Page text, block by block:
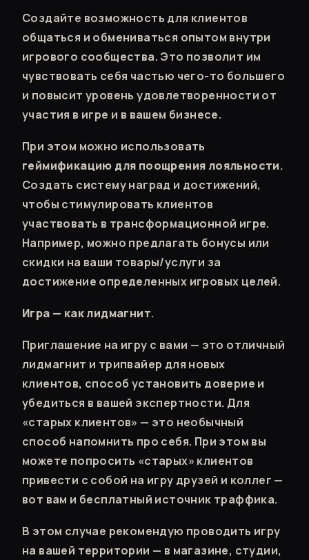
Создайте возможность для клиентов
общаться и обмениваться опытом внутри
игрового сообщества. Это позволит им
чувствовать себя частью чего-то большего
и повысит уровень удовлетворенности от
участия в игре и в вашем бизнесе.
При этом можно использовать
геймификацию для поощрения лояльности.
Создать систему наград и достижений,
чтобы стимулировать клиентов
участвовать в трансформационной игре.
Например, можно предлагать бонусы или
скидки на ваши товары/услуги за
достижение определенных игровых целей.
Игра — как лидмагнит.
Приглашение на игру с вами — это отличный
лидмагнит и трипвайер для новых
клиентов, способ установить доверие и
убедиться в вашей экспертности. Для
«старых клиентов» — это необычный
способ напомнить про себя. При этом вы
можете попросить «старых» клиентов
привести с собой на игру друзей и коллег —
вот вам и бесплатный источник траффика.
В этом случае рекомендую проводить игру
на вашей территории — в магазине, студии,